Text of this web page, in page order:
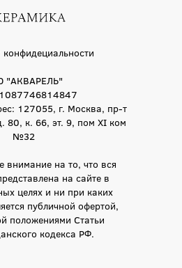
конфидециальности
"АКВАРЕЛЬ"
127055, г. Москва, пр-т
80, к. 66, эт. 9, пом XI ком
№32
на то, что вся
на сайте в
целях и ни при каких
публичной офертой,
положениями Статьи
кодекса РФ.